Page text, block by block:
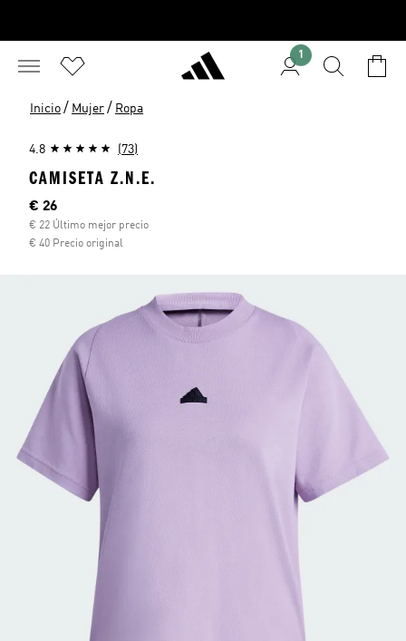
1
Inicio / Mujer / Ropa
4.8 (73)
CAMISETA Z.N.E.
Precio actual
€ 26
€ 22 Último mejor precio
€ 40 Precio original